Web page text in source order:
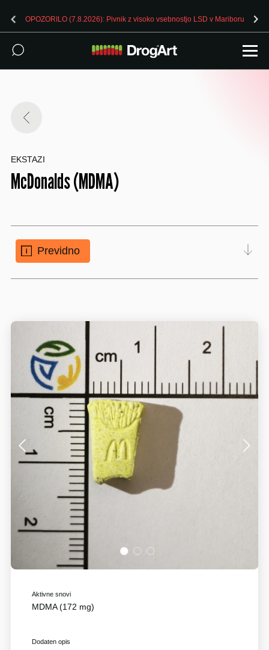
OPOZORILO (7.8.2026): Pivnik z visoko vsebnostjo LSD v Mariboru
EKSTAZI
McDonalds (MDMA)
Previdno
1 2 3
Aktivne snovi
MDMA (172 mg)
Dodaten opis